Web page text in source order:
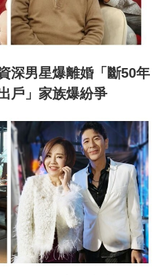
深男星爆離婚「斷50年
戶」家族爆紛爭